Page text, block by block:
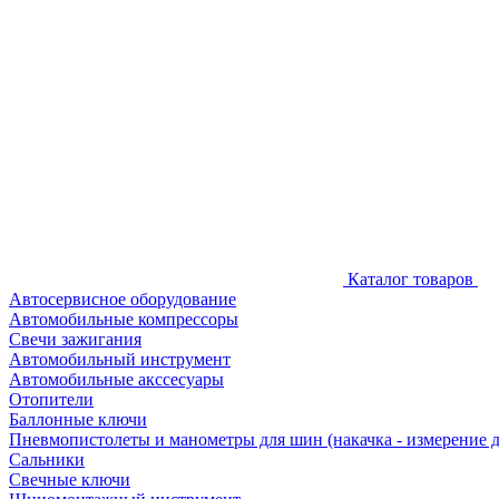
Каталог товаров
Автосервисное оборудование
Автомобильные компрессоры
Свечи зажигания
Автомобильный инструмент
Автомобильные акссесуары
Отопители
Баллонные ключи
Пневмопистолеты и манометры для шин (накачка - измерение
Сальники
Свечные ключи